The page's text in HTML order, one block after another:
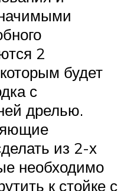
2
будет
с
дрелью.
из 2-х
необходимо
к стойке с